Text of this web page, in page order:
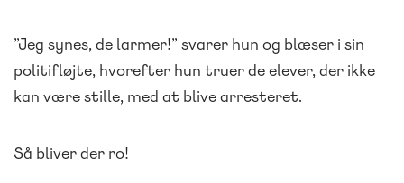
”Jeg synes, de larmer!” svarer hun og blæser i sin
politifløjte, hvorefter hun truer de elever, der ikke
kan være stille, med at blive arresteret.
Så bliver der ro!